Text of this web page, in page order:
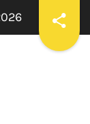
को बनाया जिला शहरी